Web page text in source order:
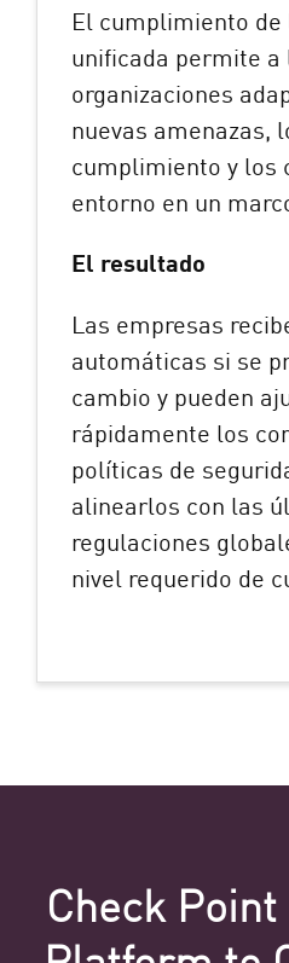
El cumplimiento de
unificada permite a
organizaciones
nuevas amenazas,
cumplimiento y los
entorno en un
El resultado
Las empresas
automáticas si se
cambio y pueden
rápidamente los
políticas de
alinearlos con las
regulaciones
nivel requerido de
Check